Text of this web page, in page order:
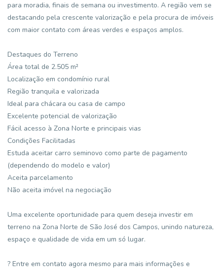
para moradia, finais de semana ou investimento. A região vem se
destacando pela crescente valorização e pela procura de imóveis
com maior contato com áreas verdes e espaços amplos.
Destaques do Terreno
Área total de 2.505 m²
Localização em condomínio rural
Região tranquila e valorizada
Ideal para chácara ou casa de campo
Excelente potencial de valorização
Fácil acesso à Zona Norte e principais vias
Condições Facilitadas
Estuda aceitar carro seminovo como parte de pagamento
(dependendo do modelo e valor)
Aceita parcelamento
Não aceita imóvel na negociação
Uma excelente oportunidade para quem deseja investir em
terreno na Zona Norte de São José dos Campos, unindo natureza,
espaço e qualidade de vida em um só lugar.
? Entre em contato agora mesmo para mais informações e